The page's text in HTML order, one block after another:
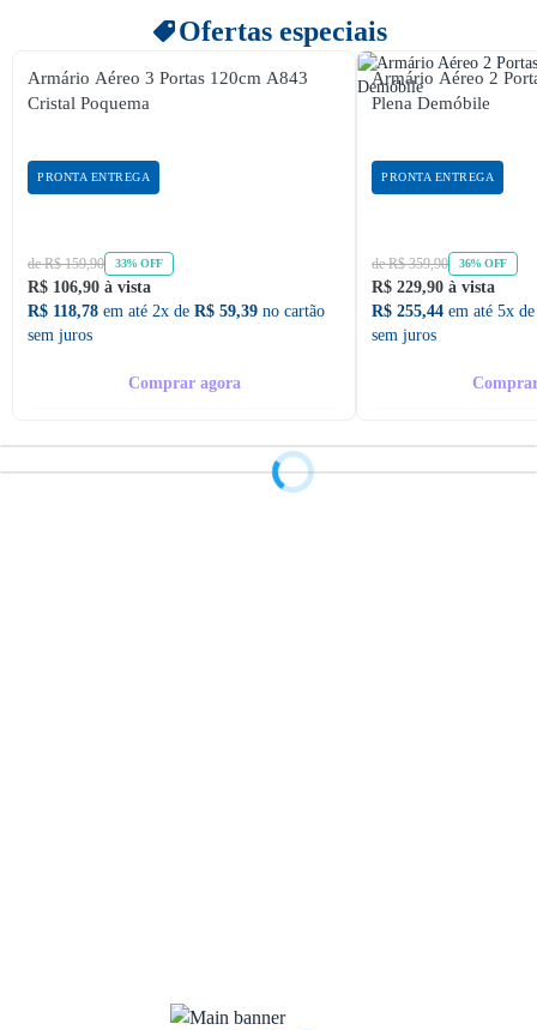
Ofertas especiais
Armário Aéreo 3 Portas 120cm A843
Cristal Poquema
PRONTA ENTREGA
de R$ 159,90 33% OFF
R$ 106,90 à vista
R$ 118,78 em até 2x de R$ 59,39 no cartão
sem juros
Comprar agora
Armário Aéreo 2
Plena Demóbile
PRONTA ENTREGA
de R$ 359,90 36% OFF
R$ 229,90 à vista
R$ 255,44 em até 5x
sem juros